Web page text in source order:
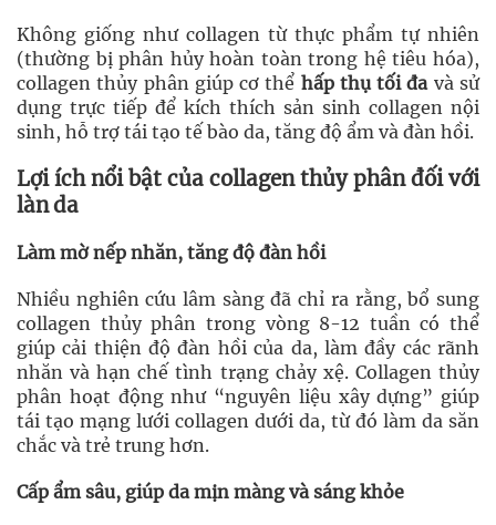
Không giống như collagen từ thực phẩm tự nhiên
(thường bị phân hủy hoàn toàn trong hệ tiêu hóa),
collagen thủy phân giúp cơ thể hấp thụ tối đavà sử
dụng trực tiếp để kích thích sản sinh collagen nội
sinh, hỗ trợ tái tạo tế bào da, tăng độ ẩm và đàn hồi.
Lợi ích nổi bật của collagen thủy phân đối với
làn da
Làm mờ nếp nhăn, tăng độ đàn hồi
Nhiều nghiên cứu lâm sàng đã chỉ ra rằng, bổ sung
collagen thủy phân trong vòng 8-12 tuần có thể
giúp cải thiện độ đàn hồi của da, làm đầy các rãnh
nhăn và hạn chế tình trạng chảy xệ. Collagen thủy
phân hoạt động như “nguyên liệu xây dựng” giúp
tái tạo mạng lưới collagen dưới da, từ đó làm da săn
chắc và trẻ trung hơn.
Cấp ẩm sâu, giúp da mịn màng và sáng khỏe